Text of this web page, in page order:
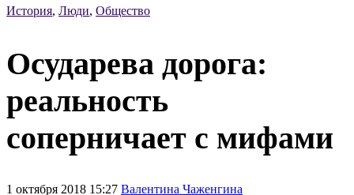
История, Люди, Общество
Осударева дорога:
реальность
соперничает с мифами
1 октября 2018 15:27 Валентина Чаженгина